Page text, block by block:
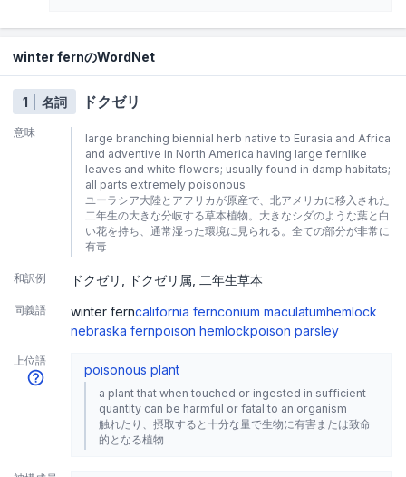
winter fernのWordNet
1 名詞 ドクゼリ
意味
large branching biennial herb native to Eurasia and Africa
and adventive in North America having large fernlike
leaves and white flowers; usually found in damp habitats;
all parts extremely poisonous
ユーラシア大陸とアフリカが原産で、北アメリカに移入された
二年生の大きな分岐する草本植物。大きなシダのような葉と白
い花を持ち、通常湿った環境に見られる。全ての部分が非常に
有毒
和訳例 ドクゼリ ドクゼリ属 二年生草本
同義語 winter ferncalifornia fernconium maculatumhemlock
nebraska fernpoison hemlockpoison parsley
上位語
poisonous plant
a plant that when touched or ingested in sufficient
quantity can be harmful or fatal to an organism
触れたり、摂取すると十分な量で生物に有害または致命
的となる植物